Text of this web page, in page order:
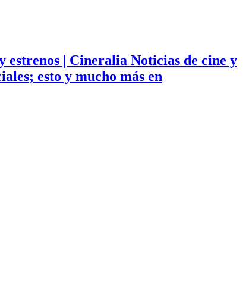
estrenos | Cineralia Noticias de cine y
esto y mucho más en